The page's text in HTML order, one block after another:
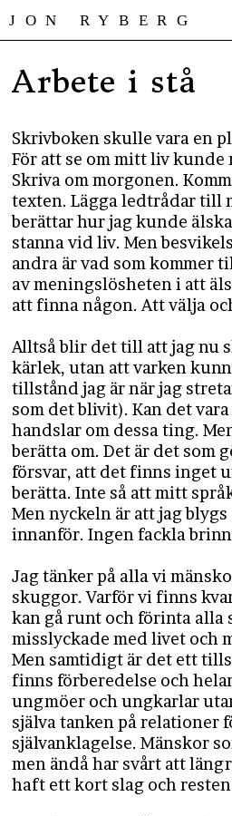
JON RYBERG
Arbete i stå
Skrivboken skulle vara en
För att se om mitt liv kunde
Skriva om morgonen.
texten. Lägga ledtrådar till
berättar hur jag kunde
stanna vid liv. Men
andra är vad som kommer
av meningslösheten i att
att finna någon. Att välja
Alltså blir det till att jag nu
kärlek, utan att varken
tillstånd jag är när jag
som det blivit). Kan det
handslar om dessa ting.
berätta om. Det är det som
försvar, att det finns inget
berätta. Inte så att mitt
Men nyckeln är att jag
innanför. Ingen fackla
Jag tänker på alla vi
skuggor. Varför vi finns
kan gå runt och förinta alla
misslyckade med livet och
Men samtidigt är det ett
finns förberedelse och
ungmöer och ungkarlar
själva tanken på relationer
självanklagelse. Mänskor
men ändå har svårt att
haft ett kort slag och